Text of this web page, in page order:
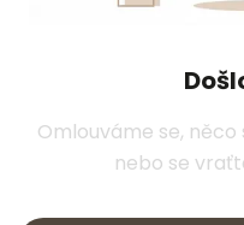
Omlouváme se, něco
nebo se